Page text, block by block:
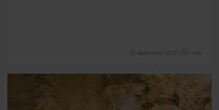
19 september 2012 1 min